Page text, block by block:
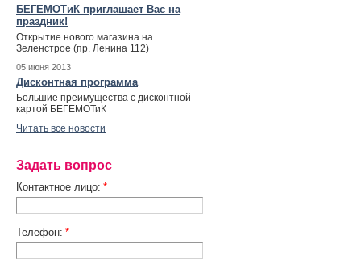
БЕГЕМОТиК приглашает Вас на
праздник!
Открытие нового магазина на
Зеленстрое (пр. Ленина 112)
05 июня 2013
Дисконтная программа
Большие преимущества с дисконтной
картой БЕГЕМОТиК
Читать все новости
Задать вопрос
Контактное лицо: *
Телефон: *